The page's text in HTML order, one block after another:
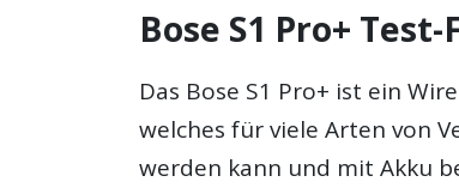
Bose S1 Pro+ Test-
Das Bose S1 Pro+ ist ein
welches für viele Arten von
werden kann und mit Akku